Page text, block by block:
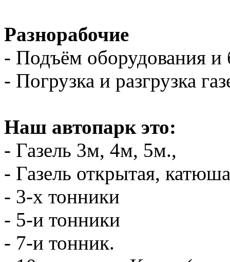
Разнорабочие
- Подъём оборудования и
- Погрузка и разгрузка
Наш автопарк это:
- Газель 3м, 4м, 5м.,
- Газель открытая,
- 3-х тонники
- 5-и тонники
- 7-и тонник.